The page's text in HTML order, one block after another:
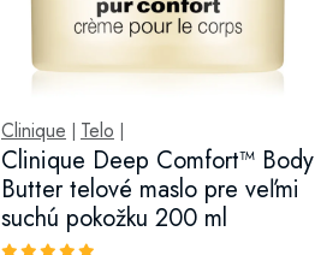
Clinique Telo
Clinique Deep Comfort™ Body
Butter telové maslo pre veľmi
suchú pokožku 200 ml